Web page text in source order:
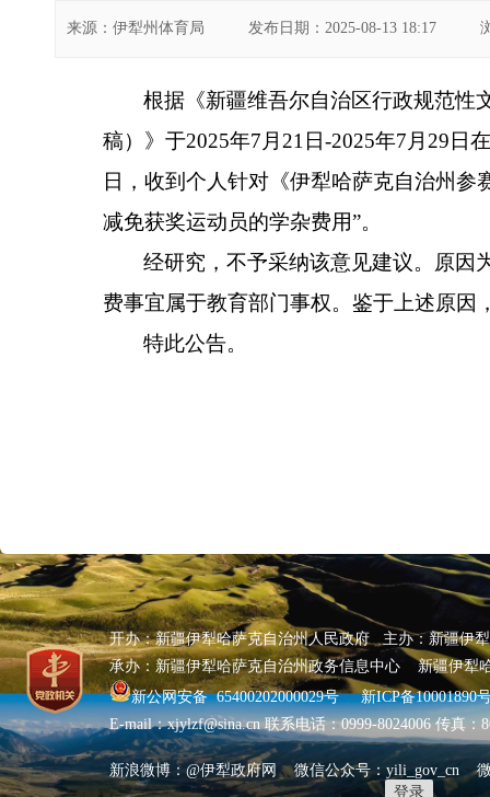
登录
来源： 伊犁州体育局 发布日期： 2025-08-13 18:17
根据《新疆维吾尔自治区行政规范性
稿）》于2025年7 月 21 日-2025年7 月 29日
日，收到个人针对《伊犁哈萨克自治州
减免获奖运动员的学杂费用”。
经研究，不予采纳该意见建议。原因
费事宜属于教育部门事权。鉴于上述原因
特此公告。
开办：新疆伊犁哈萨克自治州人民政府 主办：新疆伊
承办：新疆伊犁哈萨克自治州政务信息中心 新疆伊犁
新公网安备 65400202000029号
新ICP备10001890
E-mail：xjylzf@sina.cn 联系电话：0999-8024006 传真
新浪微博：@伊犁政府网 微信公众号：yili_gov_cn